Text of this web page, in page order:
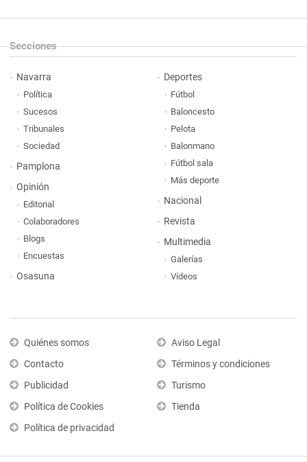
Secciones
Navarra
Política
Sucesos
Tribunales
Sociedad
Pamplona
Opinión
Editorial
Colaboradores
Blogs
Encuestas
Osasuna
Deportes
Fútbol
Baloncesto
Pelota
Balonmano
Fútbol sala
Más deporte
Nacional
Revista
Multimedia
Galerías
Vídeos
Quiénes somos
Contacto
Publicidad
Política de Cookies
Política de privacidad
Aviso Legal
Términos y condiciones
Turismo
Tienda